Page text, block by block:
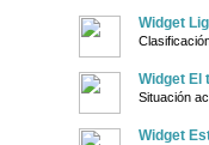
Widget
Widget El
Situación
Widget